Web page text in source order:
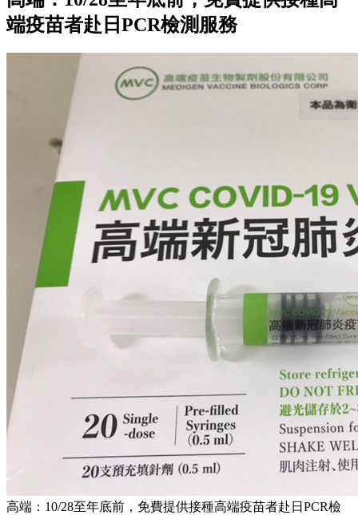
端疫苗者赴日PCR檢測服務
高端：10/28至年底前，免費提供接種高端疫苗者赴日PCR檢